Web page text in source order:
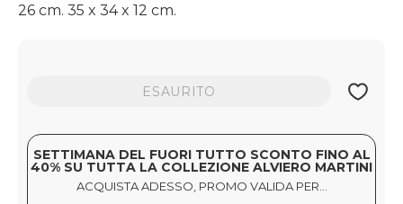
26 cm. 35 x 34 x 12 cm.
ESAURITO
SETTIMANA DEL FUORI TUTTO SCONTO FINO AL
40% SU TUTTA LA COLLEZIONE ALVIERO MARTINI
ACQUISTA ADESSO, PROMO VALIDA PER...